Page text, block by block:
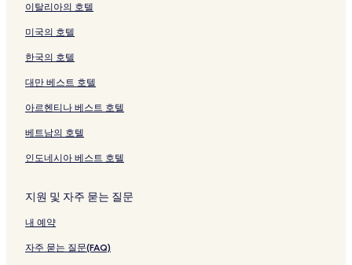
이탈리아의 호텔
미국의 호텔
한국의 호텔
대만 베스트 호텔
아르헨티나 베스트 호텔
베트남의 호텔
인도네시아 베스트 호텔
지원 및 자주 묻는 질문
내 예약
자주 묻는 질문(FAQ)